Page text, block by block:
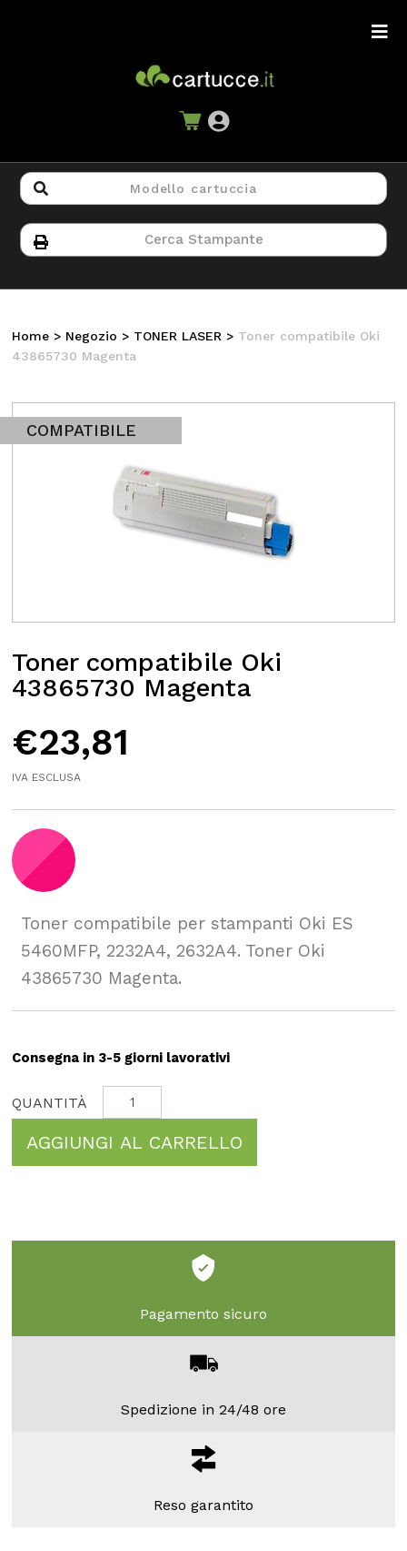
Home > Negozio > TONER LASER > Toner compatibile Oki
43865730 Magenta
COMPATIBILE
Toner compatibile Oki
43865730 Magenta
€23,81
IVA ESCLUSA
Toner compatibile per stampanti Oki ES
5460MFP, 2232A4, 2632A4. Toner Oki
43865730 Magenta.
Consegna in 3-5 giorni lavorativi
AGGIUNGI AL CARRELLO
Pagamento sicuro
Spedizione in 24/48 ore
Reso garantito